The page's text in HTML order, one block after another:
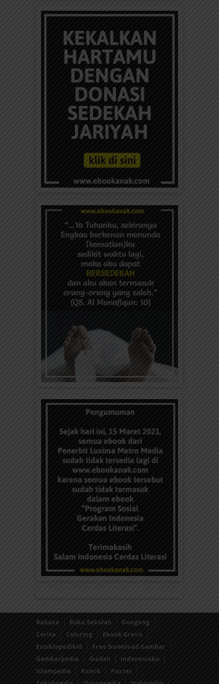
Bahasa Buku Sekolah
Dongeng
Cerita
Coloring
Ebook Gratis
Ensiklopedikid
Free Download Gambar
Gambarpedia
Ibadah
Indonesiaku
Islampedia
Komik
Poster